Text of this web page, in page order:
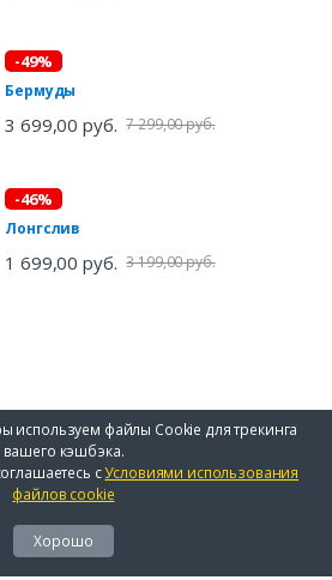
-49%
Бермуды
3 699,00 руб. 7 299,00 руб.
-46%
Лонгслив
1 699,00 руб. 3 199,00 руб.
используем файлы Cookie для трекинга
вашего кэшбэка.
сУсловиями использования
файлов cookie
Хорошо